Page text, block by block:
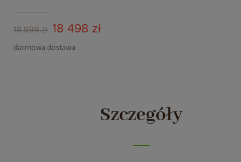
18 998 zł 18 498 zł
darmowa dostawa
Szczegóły